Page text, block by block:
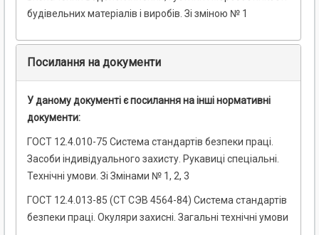
будівельних матеріалів і виробів. Зі зміною № 1
Посилання на документи
У даному документі є посилання на інші нормативні
документи:
ГОСТ 12.4.010-75 Система стандартів безпеки праці.
Засоби індивідуального захисту. Рукавиці спеціальні.
Технічні умови. Зі Змінами № 1, 2, 3
ГОСТ 12.4.013-85 (СТ СЭВ 4564-84) Система стандартів
безпеки праці. Окуляри захисні. Загальні технічні умови